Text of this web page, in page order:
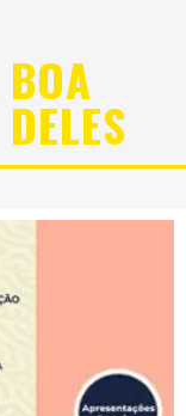
Chega de mistério! Baianas Ozadas lança tema do carnaval de 2026 nesta terça-feira
Em abril, Boulevard Shopping BH realiza sorteio de TVs 4K